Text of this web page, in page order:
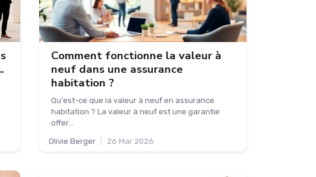
Comment fonctionne la valeur à
neuf dans une assurance
habitation ?
Qu'est-ce que la valeur à neuf en assurance
habitation ? La valeur à neuf est une garantie
offer...
Olivie Berger 26 Mar 2026